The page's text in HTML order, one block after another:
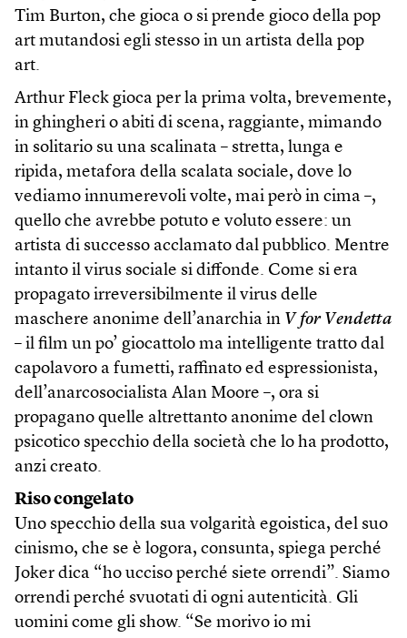
Tim Burton, che gioca o si prende gioco della pop
art mutandosi egli stesso in un artista della pop
art.
Arthur Fleck gioca per la prima volta, brevemente,
in ghingheri o abiti di scena, raggiante, mimando
in solitario su una scalinata – stretta, lunga e
ripida, metafora della scalata sociale, dove lo
vediamo innumerevoli volte, mai però in cima –,
quello che avrebbe potuto e voluto essere: un
artista di successo acclamato dal pubblico. Mentre
intanto il virus sociale si diffonde. Come si era
propagato irreversibilmente il virus delle
maschere anonime dell’anarchia in V for Vendetta
– il film un po’ giocattolo ma intelligente tratto dal
capolavoro a fumetti, raffinato ed espressionista,
dell’anarcosocialista Alan Moore –, ora si
propagano quelle altrettanto anonime del clown
psicotico specchio della società che lo ha prodotto,
anzi creato.
Riso congelato
Uno specchio della sua volgarità egoistica, del suo
cinismo, che se è logora, consunta, spiega perché
Joker dica “ho ucciso perché siete orrendi”. Siamo
orrendi perché svuotati di ogni autenticità. Gli
uomini come gli show. “Se morivo io mi